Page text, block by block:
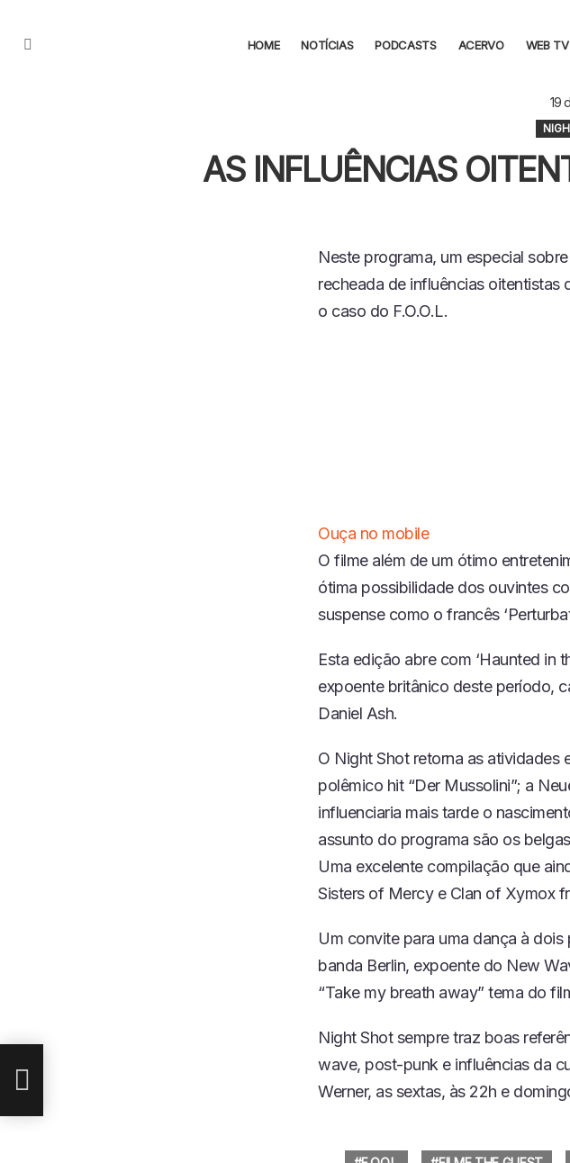
HOME NOTÍCIAS PODCASTS ACERVO WEB TV
19
AS INFLUÊNCIAS
Neste programa, um especial
recheada de influências
o caso do F.O.O.L.
Ouça no mobile
O filme além de um ótimo
ótima possibilidade dos ouvintes
suspense como o francês
Esta edição abre com ‘Haunted in
expoente britânico deste período,
Daniel Ash.
O Night Shot retorna as atividades
polêmico hit “Der Mussolini”; a
influenciaria mais tarde o
assunto do programa são os
Uma excelente compilação que
Sisters of Mercy e Clan of Xymox
Um convite para uma dança à
banda Berlin, expoente do New
“Take my breath away” tema do
Night Shot sempre traz boas
wave, post-punk e influências da
Werner, as sextas, às 22h e